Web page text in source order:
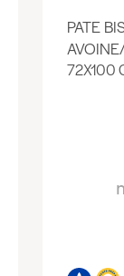
PATE
72X100